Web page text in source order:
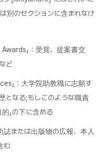
別のセクションに含まれなけ
」：受賞、提案書交
ど
」：大学院助教職に志願す
となる;もしこのような職責
」の下に含める
誌または出版物の広報、本人
む